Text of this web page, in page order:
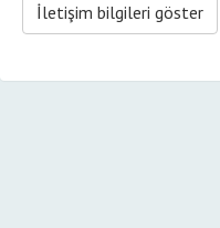
İletişim bilgileri göster